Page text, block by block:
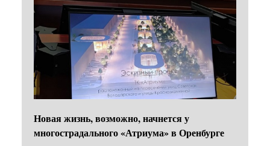
Новая жизнь, возможно, начнется у
многострадального «Атриума» в Оренбурге